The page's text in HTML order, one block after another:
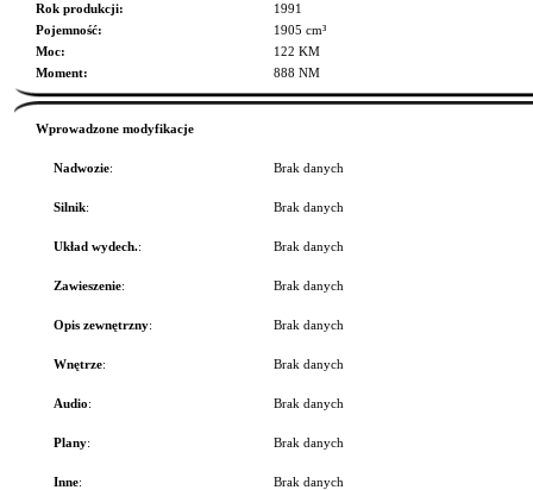
Rok produkcji:
1991
Pojemność:
1905 cm³
Moc:
122 KM
Moment:
888 NM
Wprowadzone modyfikacje
Nadwozie: Brak danych
Silnik: Brak danych
Układ wydech.: Brak danych
Zawieszenie: Brak danych
Opis zewnętrzny: Brak danych
Wnętrze: Brak danych
Audio: Brak danych
Plany: Brak danych
Inne: Brak danych